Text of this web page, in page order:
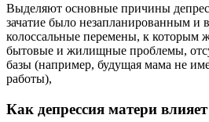
Выделяют основные причины
зачатие было незапланированным и
колоссальные перемены, к которым
бытовые и жилищные проблемы,
базы (например, будущая мама не
работы),
Как депрессия матери